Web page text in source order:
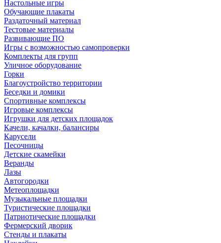
Настольные игры
Обучающие плакаты
Раздаточный материал
Тестовые материалы
Развивающие ПО
Игры с возможностью самопроверки
Комплекты для групп
Уличное оборудование
Горки
Благоустройство территории
Беседки и домики
Спортивные комплексы
Игровые комплексы
Игрушки для детских площадок
Качели, качалки, балансиры
Карусели
Песочницы
Детские скамейки
Веранды
Лазы
Автогородки
Метеоплощадки
Музыкальные площадки
Туристические площадки
Патриотические площадки
Фермерский дворик
Стенды и плакаты